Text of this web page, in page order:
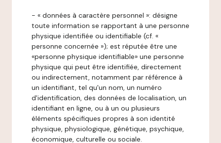
- « données à caractère personnel »: désigne
toute information se rapportant à une personne
physique identifiée ou identifiable (cf. «
personne concernée »); est réputée être une
«personne physique identifiable» une personne
physique qui peut être identifiée, directement
ou indirectement, notamment par référence à
un identifiant, tel qu'un nom, un numéro
d'identification, des données de localisation, un
identifiant en ligne, ou à un ou plusieurs
éléments spécifiques propres à son identité
physique, physiologique, génétique, psychique,
économique, culturelle ou sociale.